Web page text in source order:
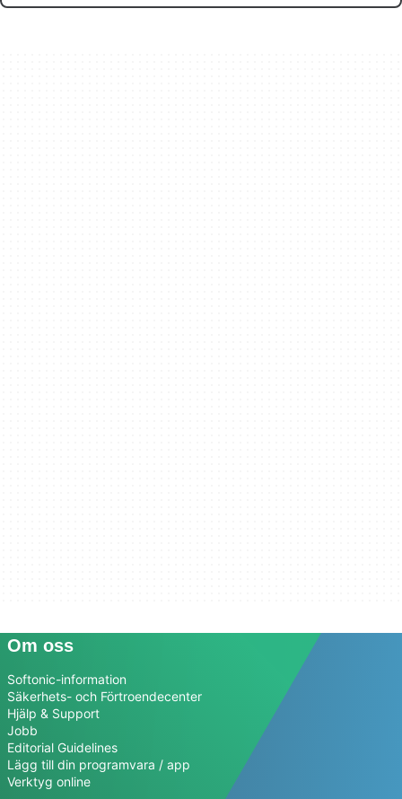
Om oss
Softonic-information
Säkerhets- och Förtroendecenter
Hjälp & Support
Jobb
Editorial Guidelines
Lägg till din programvara / app
Verktyg online